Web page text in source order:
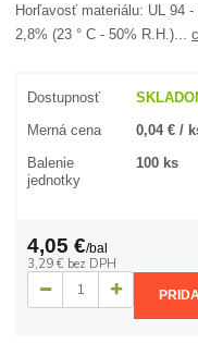
Horľavosť materiálu: UL 94
2,8% (23 ° C - 50% R.H.)...
Dostupnosť
Merná cena 0,04 € /
Balenie
jednotky
100 ks
4,05 €/bal
3,29 € bez DPH